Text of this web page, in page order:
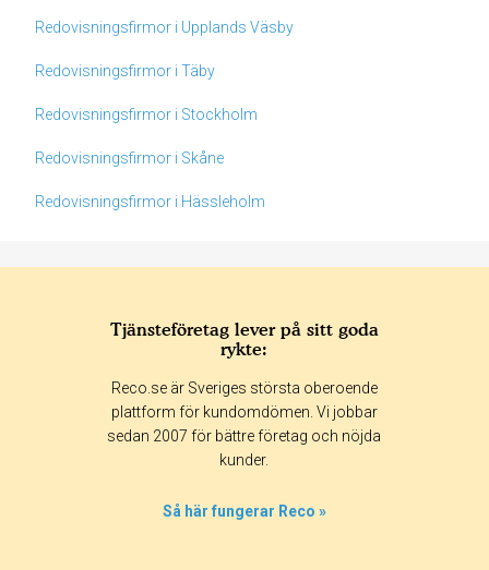
Redovisningsfirmor i Upplands Väsby
Redovisningsfirmor i Täby
Redovisningsfirmor i Stockholm
Redovisningsfirmor i Skåne
Redovisningsfirmor i Hässleholm
365 dagar 90 dagar
30 dagar
Tjänsteföretag lever på sitt goda
rykte:
Reco.se är Sveriges största oberoende
plattform för kundomdömen. Vi jobbar
sedan 2007 för bättre företag och nöjda
kunder.
Så här fungerar Reco »